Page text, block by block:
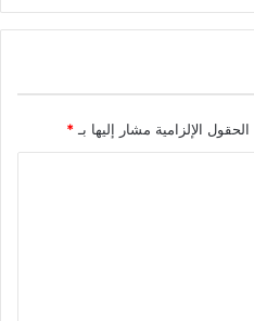
الحقول الإلزامية مشار إليها بـ *